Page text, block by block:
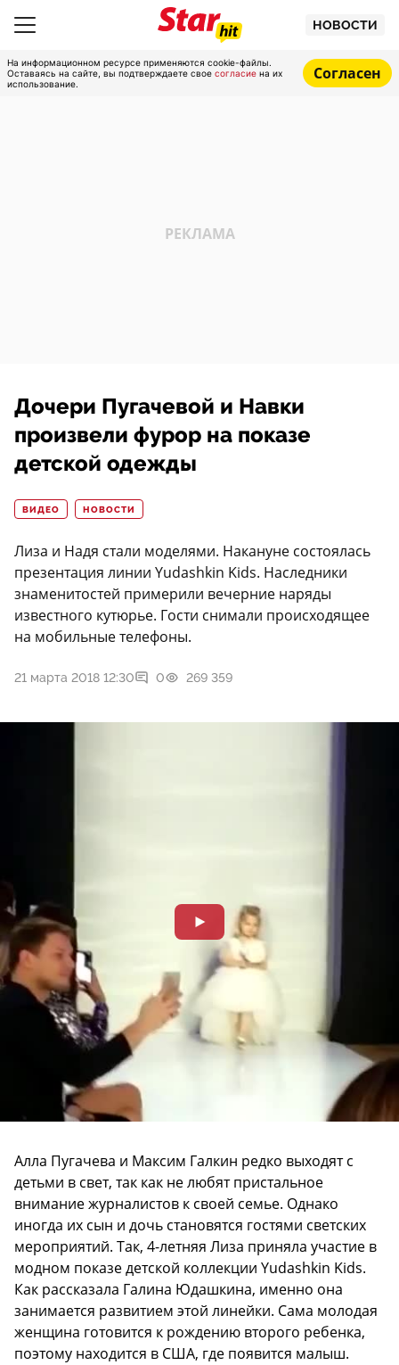
НОВОСТИ
На информационном ресурсе применяются cookie-файлы.
Оставаясь на сайте, вы подтверждаете свое согласие на их
использование.
Согласен
Дочери Пугачевой и Навки
произвели фурор на показе
детской одежды
ВИДЕО НОВОСТИ
Лиза и Надя стали моделями. Накануне состоялась
презентация линии Yudashkin Kids. Наследники
знаменитостей примерили вечерние наряды
известного кутюрье. Гости снимали происходящее
на мобильные телефоны.
21 марта 2018 12:30 0 269 359
Алла Пугачева и Максим Галкин редко выходят с
детьми в свет, так как не любят пристальное
внимание журналистов к своей семье. Однако
иногда их сын и дочь становятся гостями светских
мероприятий. Так, 4-летняя Лиза приняла участие в
модном показе детской коллекции Yudashkin Kids.
Как рассказала Галина Юдашкина, именно она
занимается развитием этой линейки. Сама молодая
женщина готовится к рождению второго ребенка,
поэтому находится в США, где появится малыш.